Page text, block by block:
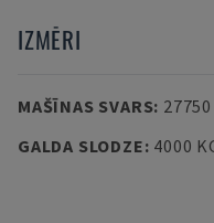
IZMĒRI
MAŠĪNAS SVARS:
GALDA SLODZE: 4000